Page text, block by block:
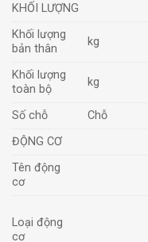
KHỐI LƯỢNG
Khối lượng
bản thân
kg
Khối lượng
toàn bộ
kg
Số chỗ Chỗ
ĐỘNG CƠ
Tên động
cơ
Loại động
cơ